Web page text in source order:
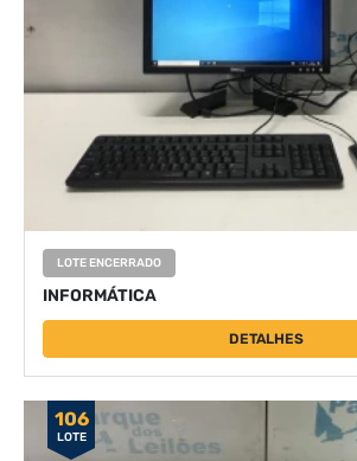
LOTE ENCERRADO
INFORMÁTICA
DETALHES
106
LOTE